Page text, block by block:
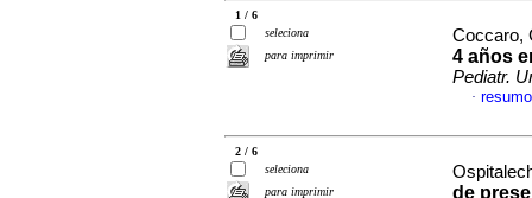
1 / 6
seleciona
para imprimir
Coccaro,
4 años
Pediatr.
·
2 / 6
seleciona
para imprimir
de